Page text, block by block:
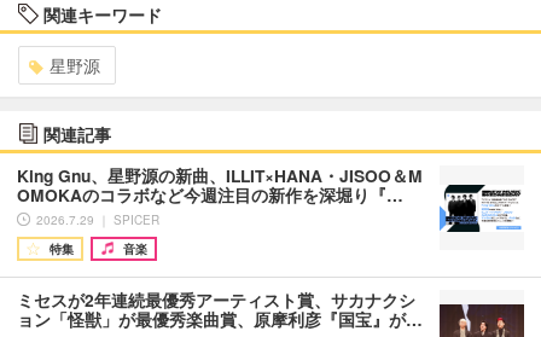
関連キーワード
星野源
関連記事
King Gnu、星野源の新曲、ILLIT×HANA・JISOO＆M
OMOKAのコラボなど今週注目の新作を深堀り『…
2026.7.29 ｜ SPICER
特集
音楽
ミセスが2年連続最優秀アーティスト賞、サカナクシ
ョン「怪獣」が最優秀楽曲賞、原摩利彦『国宝』が…